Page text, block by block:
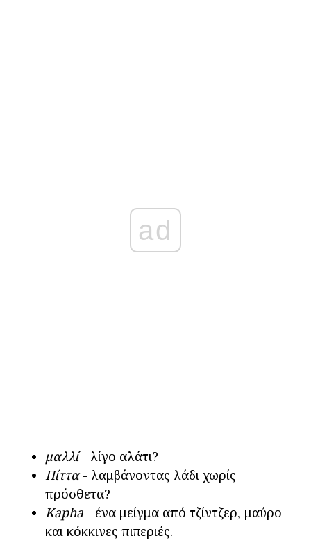
ad
μαλλί- λίγο αλάτι?
Πίττα- λαμβάνοντας λάδι χωρίς
πρόσθετα?
Kapha - ένα μείγμα από τζίντζερ, μαύρο
και κόκκινες πιπεριές.